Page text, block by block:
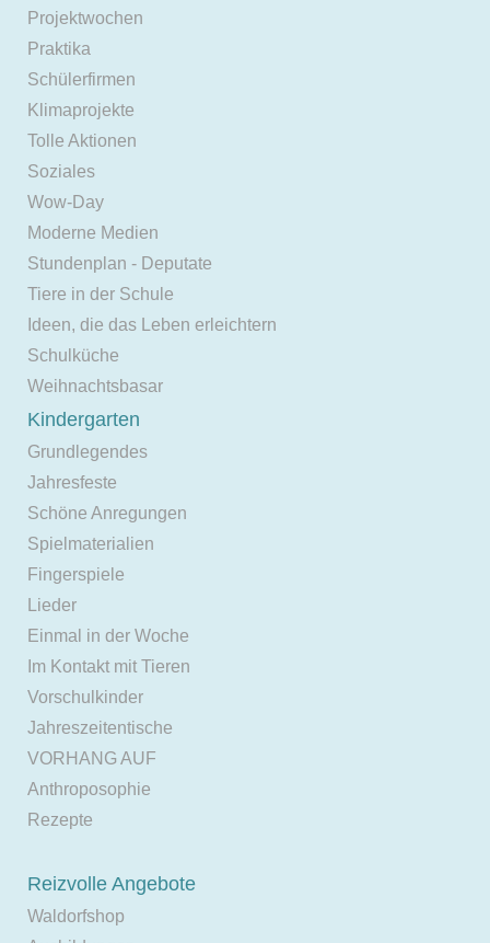
Projektwochen
Praktika
Schülerfirmen
Klimaprojekte
Tolle Aktionen
Soziales
Wow-Day
Moderne Medien
Stundenplan - Deputate
Tiere in der Schule
Ideen, die das Leben erleichtern
Schulküche
Weihnachtsbasar
Kindergarten
Grundlegendes
Jahresfeste
Schöne Anregungen
Spielmaterialien
Fingerspiele
Lieder
Einmal in der Woche
Im Kontakt mit Tieren
Vorschulkinder
Jahreszeitentische
VORHANG AUF
Anthroposophie
Rezepte
Reizvolle Angebote
Waldorfshop